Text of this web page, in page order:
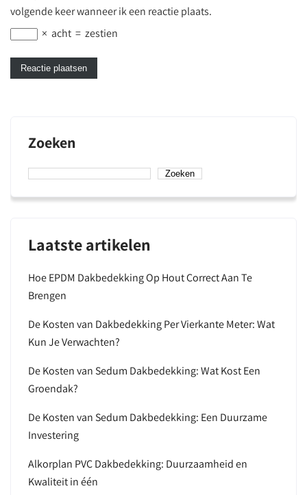
volgende keer wanneer ik een reactie plaats.
× acht = zestien
Zoeken
Zoeken
Laatste artikelen
Hoe EPDM Dakbedekking Op Hout Correct Aan Te
Brengen
De Kosten van Dakbedekking Per Vierkante Meter: Wat
Kun Je Verwachten?
De Kosten van Sedum Dakbedekking: Wat Kost Een
Groendak?
De Kosten van Sedum Dakbedekking: Een Duurzame
Investering
Alkorplan PVC Dakbedekking: Duurzaamheid en
Kwaliteit in één